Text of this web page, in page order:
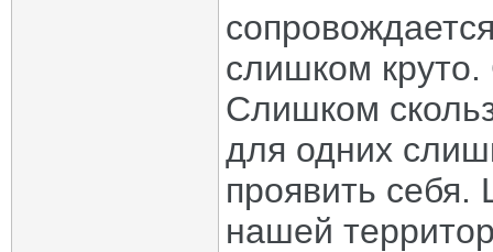
слишком
Слишком
для одних
проявить себя.
нашей